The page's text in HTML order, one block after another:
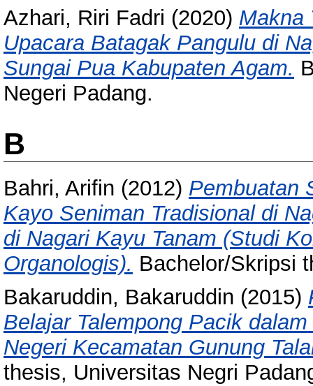
Azhari, Riri Fadri (2020) Makna
Upacara Batagak Pangulu di
Sungai Pua Kabupaten Agam.
Negeri Padang.
B
Bahri, Arifin (2012) Pembuatan
Kayo Seniman Tradisional di
di Nagari Kayu Tanam (Studi
Organologis). Bachelor/Skripsi
Bakaruddin, Bakaruddin (2015)
Belajar Talempong Pacik
Negeri Kecamatan Gunung
thesis, Universitas Negri